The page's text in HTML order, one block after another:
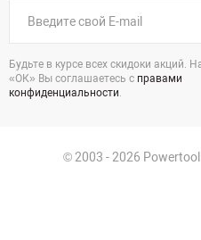
Будьте в курсе всех скидоки акций.
«ОК» Вы соглашаетесь с правами
конфиденциальности.
© 2003 - 2026